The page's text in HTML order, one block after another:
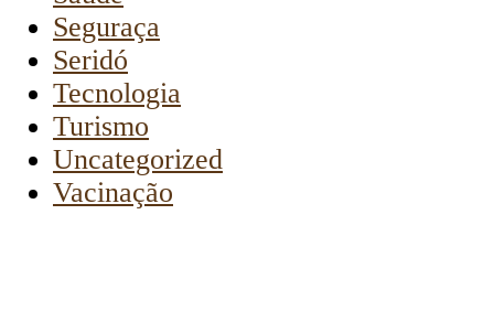
Seguraça
Seridó
Tecnologia
Turismo
Uncategorized
Vacinação